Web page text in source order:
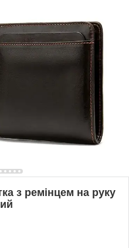
з ремінцем на руку